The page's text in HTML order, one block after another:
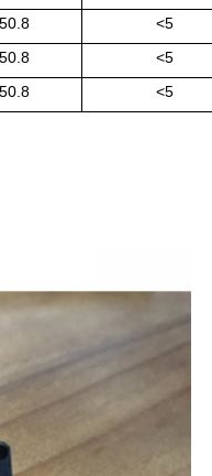
50.8
<5
50.8
<5
50.8 <5